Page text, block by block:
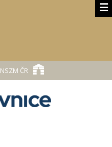
☰
NSZM ČR